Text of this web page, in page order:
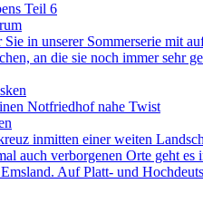
Teil 6
in unserer Sommerserie mit
an die sie noch immer sehr
Notfriedhof nahe Twist
inmitten einer weiten
auch verborgenen Orte geht
Auf Platt- und